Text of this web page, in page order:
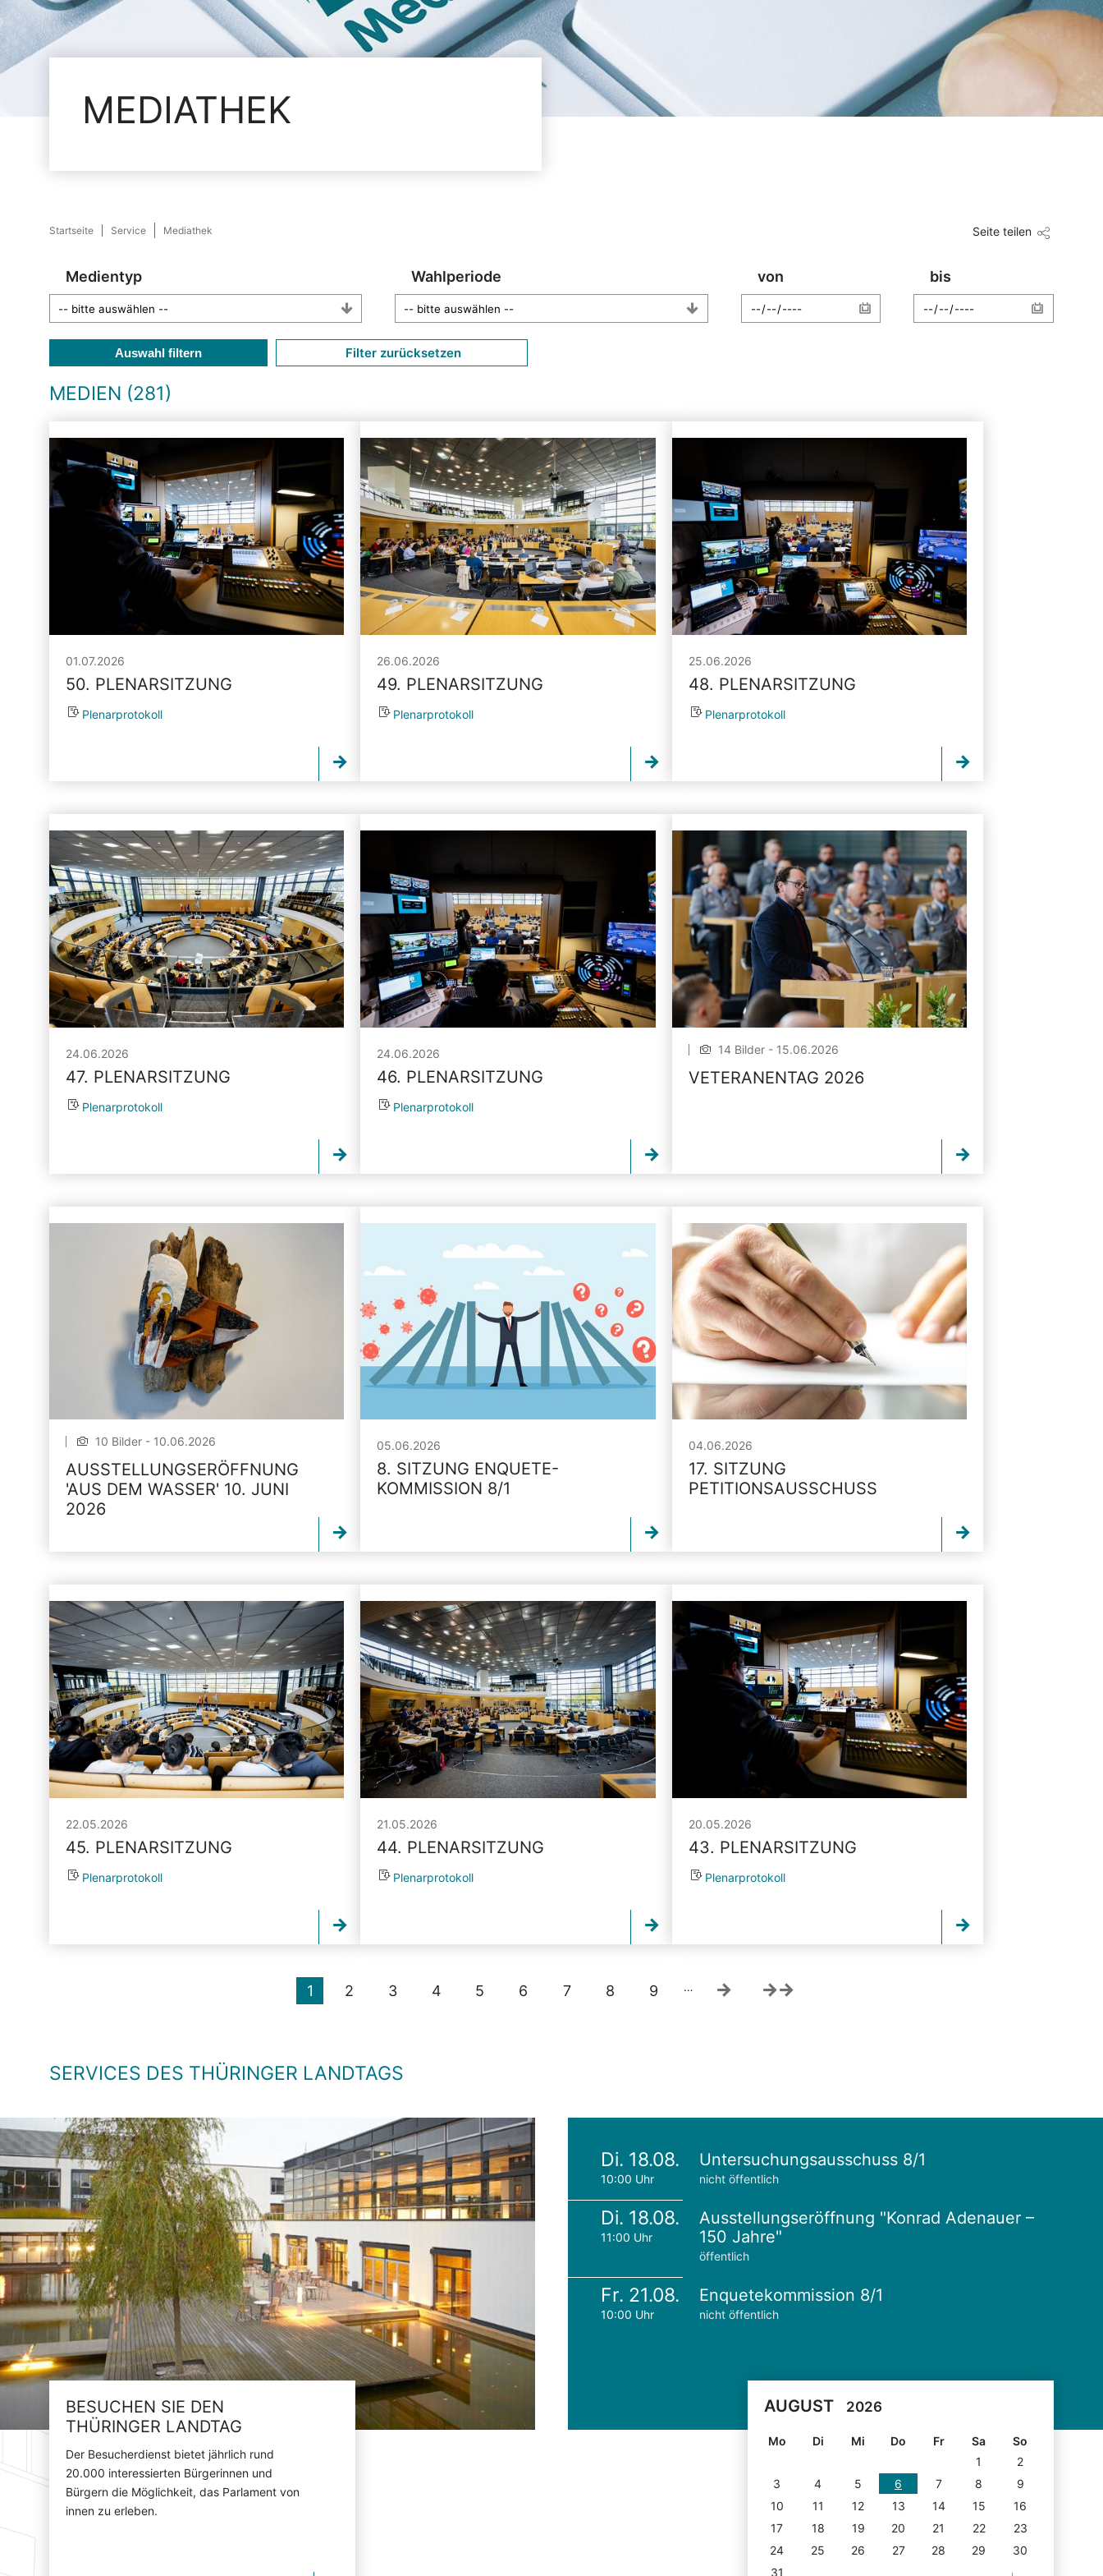
MEDIATHEK
Startseite Service Mediathek Seite teilen
Medientyp Wahlperiode von bis
Auswahl filtern Filter zurücksetzen
MEDIEN (281)
01.07.2026
50. PLENARSITZUNG
Plenarprotokoll
26.06.2026
49. PLENARSITZUNG
Plenarprotokoll
25.06.2026
48. PLENARSITZUNG
Plenarprotokoll
24.06.2026
47. PLENARSITZUNG
Plenarprotokoll
24.06.2026
46. PLENARSITZUNG
Plenarprotokoll
14 Bilder - 15.06.2026
VETERANENTAG 2026
10 Bilder - 10.06.2026
AUSSTELLUNGSERÖFFNUNG
'AUS DEM WASSER' 10. JUNI
2026
05.06.2026
8. SITZUNG ENQUETE-
KOMMISSION 8/1
04.06.2026
17. SITZUNG
PETITIONSAUSSCHUSS
22.05.2026
45. PLENARSITZUNG
Plenarprotokoll
21.05.2026
44. PLENARSITZUNG
Plenarprotokoll
20.05.2026
43. PLENARSITZUNG
Plenarprotokoll
1 2 3 4 5 6 7 8 9 …
SERVICES DES THÜRINGER LANDTAGS
BESUCHEN SIE DEN
THÜRINGER LANDTAG
Der Besucherdienst bietet jährlich rund
20.000 interessierten Bürgerinnen und
Bürgern die Möglichkeit, das Parlament von
innen zu erleben.
Di. 18.08.
10:00 Uhr
Untersuchungsausschuss 8/1
nicht öffentlich
Di. 18.08.
11:00 Uhr
Ausstellungseröffnung "Konrad Adenauer –
150 Jahre"
öffentlich
Fr. 21.08.
10:00 Uhr
Enquetekommission 8/1
nicht öffentlich
AUGUST 2026
Mo Di Mi Do Fr Sa
So
1
2
3
4 5 6 7 8
9
10
11 12 13 14 15
16
17
18 19 20 21 22
23
24
25 26 27 28 29
30
31